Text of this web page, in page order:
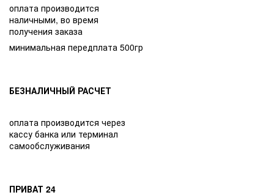
оплата производится
наличными, во время
получения заказа
минимальная передплата 500гр
БЕЗНАЛИЧНЫЙ РАСЧЕТ
оплата производится через
кассу банка или терминал
самообслуживания
ПРИВАТ 24